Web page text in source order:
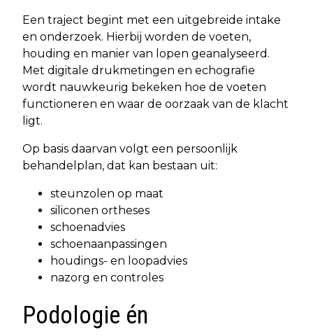
Een traject begint met een uitgebreide intake
en onderzoek. Hierbij worden de voeten,
houding en manier van lopen geanalyseerd.
Met digitale drukmetingen en echografie
wordt nauwkeurig bekeken hoe de voeten
functioneren en waar de oorzaak van de klacht
ligt.
Op basis daarvan volgt een persoonlijk
behandelplan, dat kan bestaan uit:
steunzolen op maat
siliconen ortheses
schoenadvies
schoenaanpassingen
houdings- en loopadvies
nazorg en controles
Podologie én